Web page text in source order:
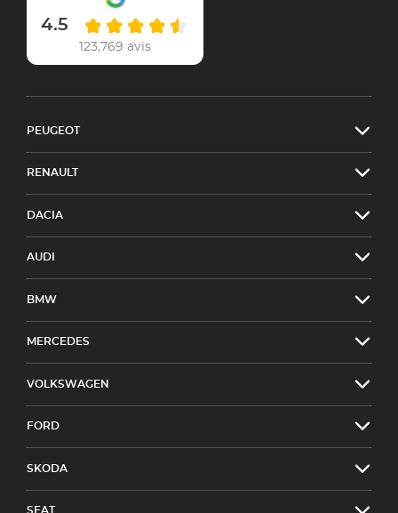
4.5
123,769 avis
PEUGEOT
RENAULT
DACIA
AUDI
BMW
MERCEDES
VOLKSWAGEN
FORD
SKODA
SEAT